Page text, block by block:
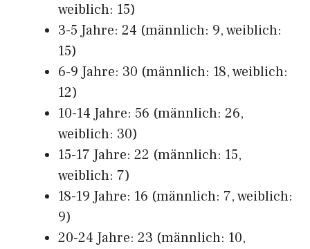
weiblich: 15)
3-5 Jahre: 24 (männlich: 9, weiblich:
15)
6-9 Jahre: 30 (männlich: 18, weiblich:
12)
10-14 Jahre: 56 (männlich: 26,
weiblich: 30)
15-17 Jahre: 22 (männlich: 15,
weiblich: 7)
18-19 Jahre: 16 (männlich: 7, weiblich:
9)
20-24 Jahre: 23 (männlich: 10,